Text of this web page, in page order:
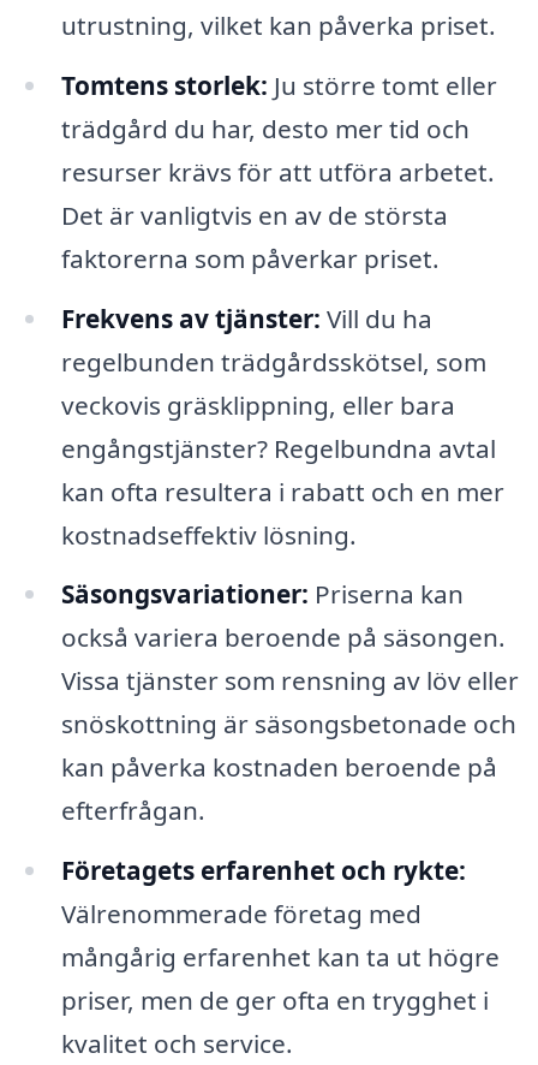
utrustning, vilket kan påverka priset.
Tomtens storlek: Ju större tomt eller
trädgård du har, desto mer tid och
resurser krävs för att utföra arbetet.
Det är vanligtvis en av de största
faktorerna som påverkar priset.
Frekvens av tjänster: Vill du ha
regelbunden trädgårdsskötsel, som
veckovis gräsklippning, eller bara
engångstjänster? Regelbundna avtal
kan ofta resultera i rabatt och en mer
kostnadseffektiv lösning.
Säsongsvariationer: Priserna kan
också variera beroende på säsongen.
Vissa tjänster som rensning av löv eller
snöskottning är säsongsbetonade och
kan påverka kostnaden beroende på
efterfrågan.
Företagets erfarenhet och rykte:
Välrenommerade företag med
mångårig erfarenhet kan ta ut högre
priser, men de ger ofta en trygghet i
kvalitet och service.